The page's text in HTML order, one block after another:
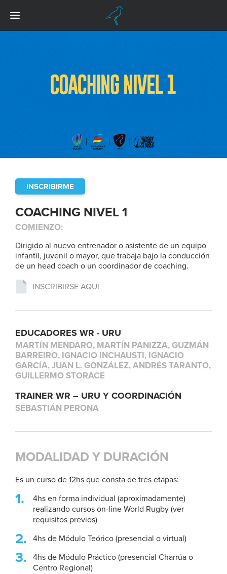
INSCRIBIRME
COACHING NIVEL 1
COMIENZO:
Dirigido al nuevo entrenador o asistente de un equipo
infantil, juvenil o mayor, que trabaja bajo la conducción
de un head coach o un coordinador de coaching.
INSCRIBIRSE AQUI
EDUCADORES WR - URU
MARTÍN MENDARO, MARTÍN PANIZZA, GUZMÁN
BARREIRO, IGNACIO INCHAUSTI, IGNACIO
GARCÍA, JUAN L. GONZÁLEZ, ANDRÉS TARANTO,
GUILLERMO STORACE
TRAINER WR – URU Y COORDINACIÓN
SEBASTIÁN PERONA
MODALIDAD Y DURACIÓN
Es un curso de 12hs que consta de tres etapas:
4hs en forma individual (aproximadamente)
realizando cursos on-line World Rugby (ver
requisitos previos)
4hs de Módulo Teórico (presencial o virtual)
4hs de Módulo Práctico (presencial Charrúa o
Centro Regional)